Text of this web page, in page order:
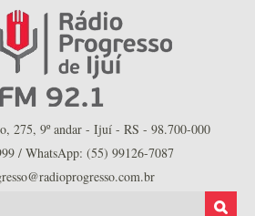
275, 9º andar - Ijuí - RS - 98.700-000
/ WhatsApp: (55) 99126-7087